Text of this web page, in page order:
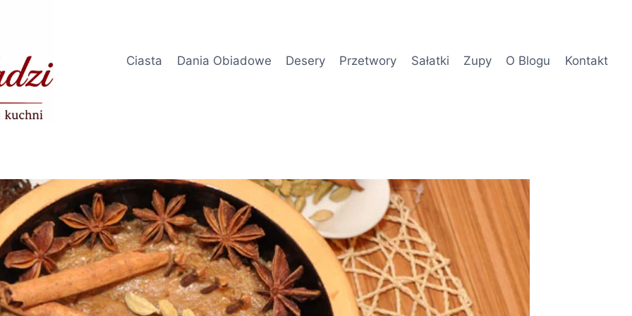
Ciasta
Dania Obiadowe Desery Przetwory Sałatki Zupy O Blogu Kontakt